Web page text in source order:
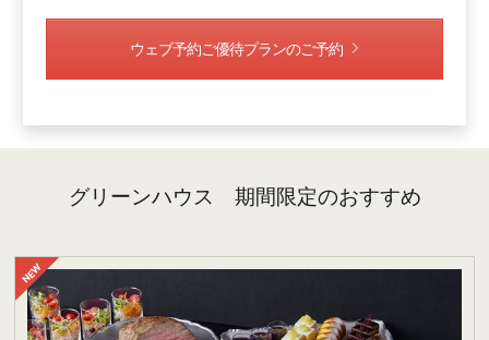
ウェブ予約ご優待プランのご予約
グリーンハウス 期間限定のおすすめ